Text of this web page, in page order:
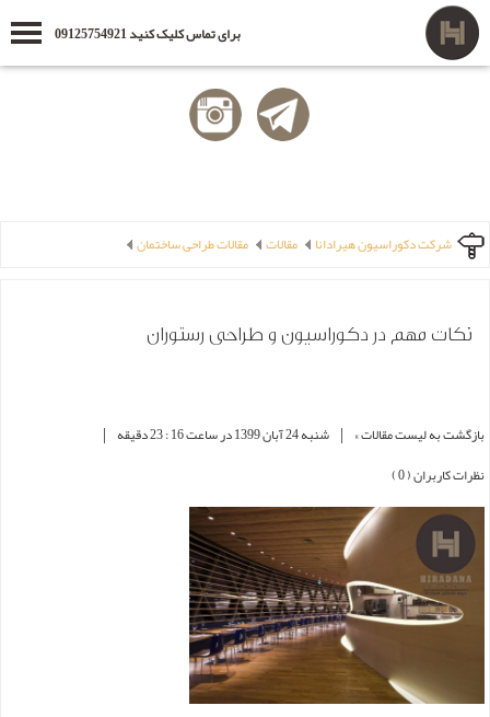
برای تماس کلیک کنید 09125754921
شرکت دکوراسیون هیرادانا مقالات مقالات طراحی ساختمان
نکات مهم در دکوراسیون و طراحی رستوران
بازگشت به لیست مقالات » | شنبه 24 آبان 1399 در ساعت 16 : 23 دقیقه |
نظرات کاربران ( 0 )